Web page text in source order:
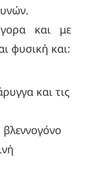
και με
φυσική και:
και τις